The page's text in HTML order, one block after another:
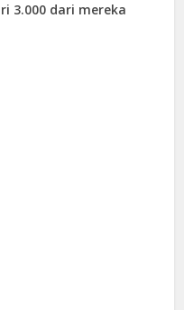
3.000 dari mereka